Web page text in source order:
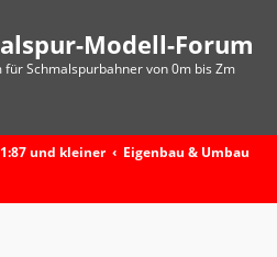
Modell-Forum
für Schmalspurbahner von 0m bis Zm
und kleiner
Eigenbau & Umbau